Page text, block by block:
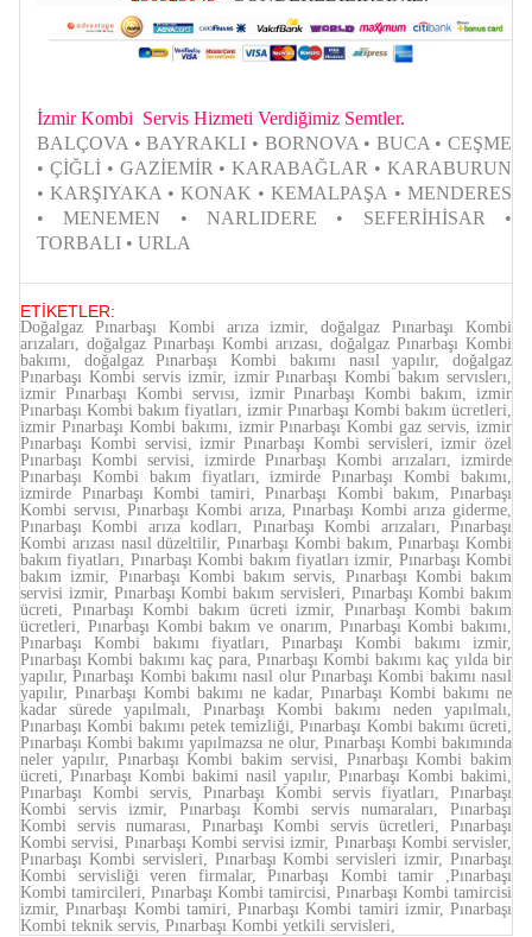
İzmir Kombi Servis Hizmeti Verdiğimiz Semtler.
BALÇOVA • BAYRAKLI • BORNOVA • BUCA • CEŞME
• ÇİĞLİ • GAZİEMİR • KARABAĞLAR • KARABURUN
• KARŞIYAKA • KONAK • KEMALPAŞA • MENDERES
• MENEMEN • NARLIDERE • SEFERİHİSAR •
TORBALI • URLA
ETİKETLER:
Doğalgaz Pınarbaşı Kombi arıza izmir, doğalgaz Pınarbaşı Kombi
arızaları, doğalgaz Pınarbaşı Kombi arızası, doğalgaz Pınarbaşı Kombi
bakımı, doğalgaz Pınarbaşı Kombi bakımı nasıl yapılır, doğalgaz
Pınarbaşı Kombi servis izmir, izmir Pınarbaşı Kombi bakım servıslerı,
izmir Pınarbaşı Kombi servısı, izmir Pınarbaşı Kombi bakım, izmir
Pınarbaşı Kombi bakım fiyatları, izmir Pınarbaşı Kombi bakım ücretleri,
izmir Pınarbaşı Kombi bakımı, izmir Pınarbaşı Kombi gaz servis, izmir
Pınarbaşı Kombi servisi, izmir Pınarbaşı Kombi servisleri, izmir özel
Pınarbaşı Kombi servisi, izmirde Pınarbaşı Kombi arızaları, izmirde
Pınarbaşı Kombi bakım fiyatları, izmirde Pınarbaşı Kombi bakımı,
izmirde Pınarbaşı Kombi tamiri, Pınarbaşı Kombi bakım, Pınarbaşı
Kombi servısı, Pınarbaşı Kombi arıza, Pınarbaşı Kombi arıza giderme,
Pınarbaşı Kombi arıza kodları, Pınarbaşı Kombi arızaları, Pınarbaşı
Kombi arızası nasıl düzeltilir, Pınarbaşı Kombi bakım, Pınarbaşı Kombi
bakım fiyatları, Pınarbaşı Kombi bakım fiyatları izmir, Pınarbaşı Kombi
bakım izmir, Pınarbaşı Kombi bakım servis, Pınarbaşı Kombi bakım
servisi izmir, Pınarbaşı Kombi bakım servisleri, Pınarbaşı Kombi bakım
ücreti, Pınarbaşı Kombi bakım ücreti izmir, Pınarbaşı Kombi bakım
ücretleri, Pınarbaşı Kombi bakım ve onarım, Pınarbaşı Kombi bakımı,
Pınarbaşı Kombi bakımı fiyatları, Pınarbaşı Kombi bakımı izmir,
Pınarbaşı Kombi bakımı kaç para, Pınarbaşı Kombi bakımı kaç yılda bir
yapılır, Pınarbaşı Kombi bakımı nasıl olur Pınarbaşı Kombi bakımı nasıl
yapılır, Pınarbaşı Kombi bakımı ne kadar, Pınarbaşı Kombi bakımı ne
kadar sürede yapılmalı, Pınarbaşı Kombi bakımı neden yapılmalı,
Pınarbaşı Kombi bakımı petek temizliği, Pınarbaşı Kombi bakımı ücreti,
Pınarbaşı Kombi bakımı yapılmazsa ne olur, Pınarbaşı Kombi bakımında
neler yapılır, Pınarbaşı Kombi bakim servisi, Pınarbaşı Kombi bakim
ücreti, Pınarbaşı Kombi bakimi nasil yapılır, Pınarbaşı Kombi bakimi,
Pınarbaşı Kombi servis, Pınarbaşı Kombi servis fiyatları, Pınarbaşı
Kombi servis izmir, Pınarbaşı Kombi servis numaraları, Pınarbaşı
Kombi servis numarası, Pınarbaşı Kombi servis ücretleri, Pınarbaşı
Kombi servisi, Pınarbaşı Kombi servisi izmir, Pınarbaşı Kombi servisler,
Pınarbaşı Kombi servisleri, Pınarbaşı Kombi servisleri izmir, Pınarbaşı
Kombi servisliği veren firmalar, Pınarbaşı Kombi tamir ,Pınarbaşı
Kombi tamircileri, Pınarbaşı Kombi tamircisi, Pınarbaşı Kombi tamircisi
izmir, Pınarbaşı Kombi tamiri, Pınarbaşı Kombi tamiri izmir, Pınarbaşı
Kombi teknik servis, Pınarbaşı Kombi yetkili servisleri,